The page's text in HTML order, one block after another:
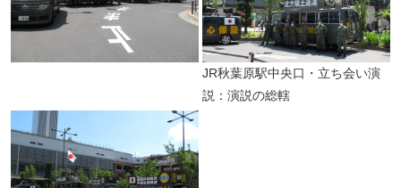
JR秋葉原駅中央口・立ち会い演
説：演説の総轄